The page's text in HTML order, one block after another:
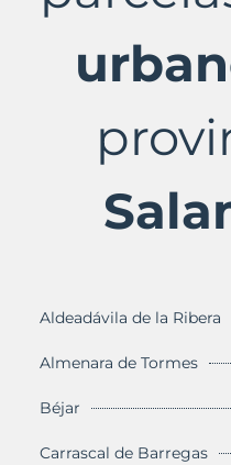
Aldeadávila de la Ribera
Almenara de Tormes
Béjar
Carrascal de Barregas